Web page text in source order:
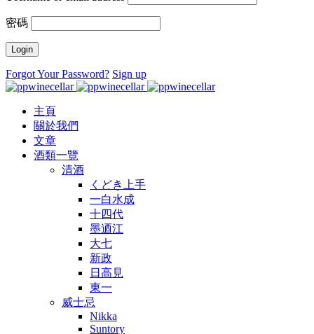
密碼
Forgot Your Password? Sign up
主頁
關於我們
文章
酒類一覽
清酒
くどき上手
一白水成
十四代
墨迺江
大七
新政
日高見
東一
威士忌
Nikka
Suntory